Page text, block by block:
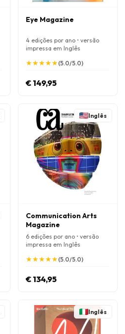
Eye Magazine
4 edições por ano • versão
impressa em Inglês
★
★★
★★
★★
★★
★(5.0/5.0)
€ 149,95
Inglês
Communication Arts
Magazine
6 edições por ano • versão
impressa em Inglês
★
★★
★★
★★
★★
★(5.0/5.0)
€ 134,95
Inglês